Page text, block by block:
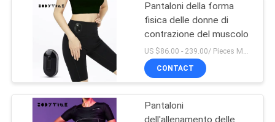
Pantaloni della forma
fisica delle donne di
contrazione del muscolo
US $86.00 - 239.00/ Pieces MOQ:1pieces
CONTACT
Pantaloni
dell'allenamento delle